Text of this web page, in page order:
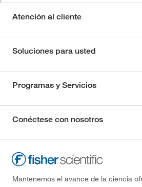
Atención al cliente
Soluciones para usted
Programas y Servicios
Conéctese con nosotros
Mantenemos el avance de la ciencia